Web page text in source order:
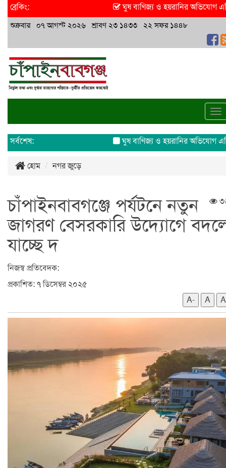
ব্রেকিং: ঘুষ বাণিজ্য ও হয়রানির অভিযোগ
শুক্রবার ০৭ আগস্ট ২০২৬ শ্রাবণ ২৩ ১৪৩৩ ২২ সফর ১৪৪৮
সর্বশেষ:
ঘুষ বাণিজ্য ও হয়রানির অভিযোগ
হোম নগর জুড়ে
চাঁপাইনবাবগঞ্জে পর্যটনে নতুন
জাগরণ বেসরকারি উদ্যোগে
যাচ্ছে দ
নিজস্ব প্রতিবেদক:
প্রকাশিত: ৭ ডিসেম্বর ২০২৫
A-
A